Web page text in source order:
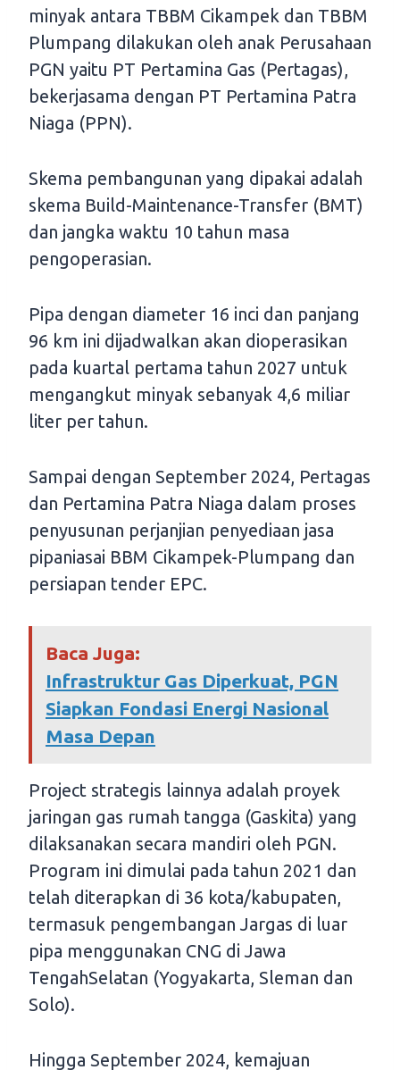
minyak antara TBBM Cikampek dan TBBM
Plumpang dilakukan oleh anak Perusahaan
PGN yaitu PT Pertamina Gas (Pertagas),
bekerjasama dengan PT Pertamina Patra
Niaga (PPN).
Skema pembangunan yang dipakai adalah
skema Build-Maintenance-Transfer (BMT)
dan jangka waktu 10 tahun masa
pengoperasian.
Pipa dengan diameter 16 inci dan panjang
96 km ini dijadwalkan akan dioperasikan
pada kuartal pertama tahun 2027 untuk
mengangkut minyak sebanyak 4,6 miliar
liter per tahun.
Sampai dengan September 2024, Pertagas
dan Pertamina Patra Niaga dalam proses
penyusunan perjanjian penyediaan jasa
pipaniasai BBM Cikampek-Plumpang dan
persiapan tender EPC.
Baca Juga:
Infrastruktur Gas Diperkuat, PGN
Siapkan Fondasi Energi Nasional
Masa Depan
Project strategis lainnya adalah proyek
jaringan gas rumah tangga (Gaskita) yang
dilaksanakan secara mandiri oleh PGN.
Program ini dimulai pada tahun 2021 dan
telah diterapkan di 36 kota/kabupaten,
termasuk pengembangan Jargas di luar
pipa menggunakan CNG di Jawa
TengahSelatan (Yogyakarta, Sleman dan
Solo).
Hingga September 2024, kemajuan